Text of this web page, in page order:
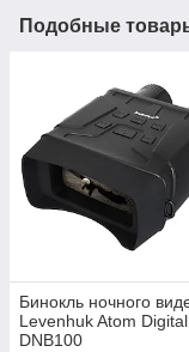
Подобные
Бинокль ночного
Levenhuk Atom Digital
DNB100